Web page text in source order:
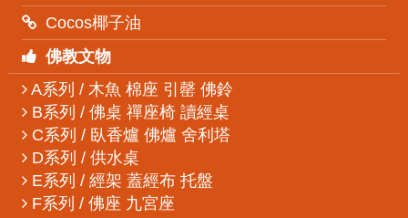
Cocos椰子油
佛教文物
A系列 / 木魚 棉座 引罄 佛鈴
B系列 / 佛桌 禪座椅 讀經桌
C系列 / 臥香爐 佛爐 舍利塔
D系列 / 供水桌
E系列 / 經架 蓋經布 托盤
F系列 / 佛座 九宮座